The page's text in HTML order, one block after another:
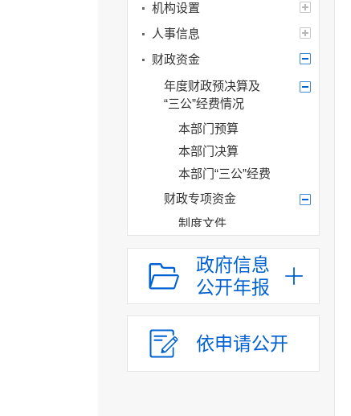
机构设置
人事信息
财政资金
年度财政预决算及
“三公”经费情况
本部门预算
本部门决算
本部门“三公”经费
财政专项资金
制度文件
财政专项资金管理
和使用情况
农业技术推广经费
管理和使用情况
分配结果
农民专业合作组织
政府信息
公开年报
依申请公开